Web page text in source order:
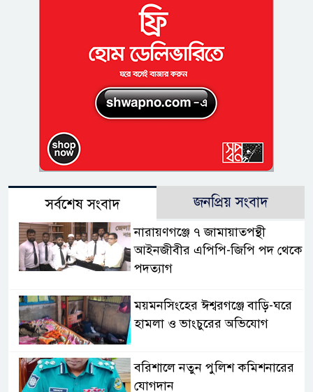
সর্বশেষ সংবাদ জনপ্রিয় সংবাদ
নারায়ণগঞ্জে ৭ জামায়াতপন্থী
আইনজীবীর এপিপি-জিপি পদ থেকে
পদত্যাগ
ময়মনসিংহের ঈশ্বরগঞ্জে বাড়ি-ঘরে
হামলা ও ভাংচুরের অভিযোগ
বরিশালে নতুন পুলিশ কমিশনারের
যোগদান